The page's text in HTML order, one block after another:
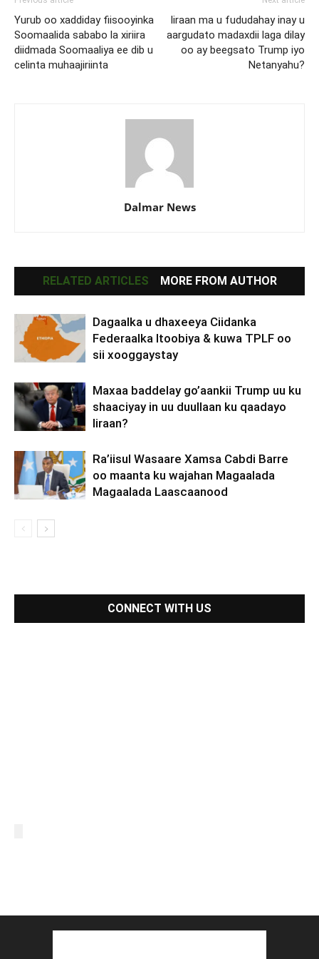
Yurub oo xaddiday fiisooyinka
Soomaalida sababo la xiriira
diidmada Soomaaliya ee dib u
celinta muhaajiriinta
Iiraan ma u fududahay inay u
aargudato madaxdii laga dilay
oo ay beegsato Trump iyo
Netanyahu?
Dalmar News
RELATED ARTICLES MORE FROM AUTHOR
Dagaalka u dhaxeeya Ciidanka
Federaalka Itoobiya & kuwa TPLF oo
sii xooggaystay
Maxaa baddelay go’aankii Trump uu ku
shaaciyay in uu duullaan ku qaadayo
Iiraan?
Ra’iisul Wasaare Xamsa Cabdi Barre
oo maanta ku wajahan Magaalada
Magaalada Laascaanood
CONNECT WITH US